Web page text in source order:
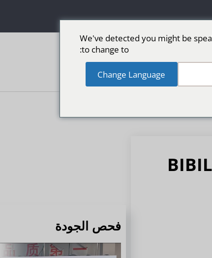
رياضة المزيد من الأسواق
فحص الجودة
We've detected you might be
to change to:
Change Language